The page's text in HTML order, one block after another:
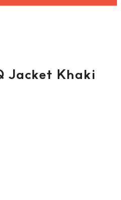
Jacket Khaki